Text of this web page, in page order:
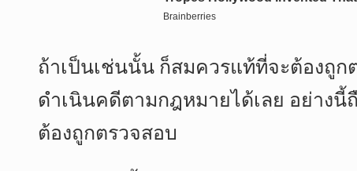
ถ้าเป็นเช่นนั้น ก็สมควรแท้ที่จะต้องถู
ดำเนินคดีตามกฎหมายได้เลย อย่างนี้
ต้องถูกตรวจสอบ